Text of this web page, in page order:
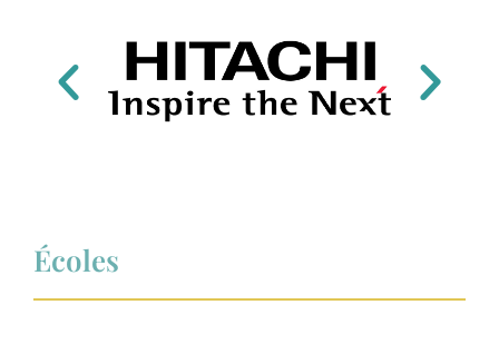
Écoles